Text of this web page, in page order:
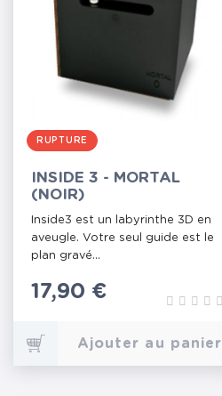
RUPTURE
INSIDE 3 - MORTAL
(NOIR)
Inside3 est un labyrinthe 3D en
aveugle. Votre seul guide est le
plan gravé...
Prix
17,90 €
Ajouter au panier